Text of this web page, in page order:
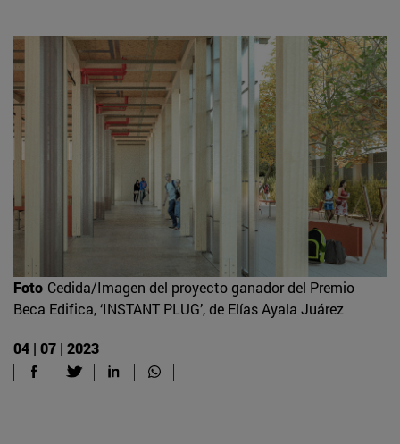
Foto Cedida/Imagen del proyecto ganador del Premio
Beca Edifica, ‘INSTANT PLUG’, de Elías Ayala Juárez
04 | 07 | 2023